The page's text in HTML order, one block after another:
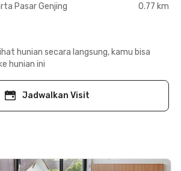
Pasar Genjing
0.77 km
hunian secara langsung, kamu bisa
hunian ini
Jadwalkan Visit